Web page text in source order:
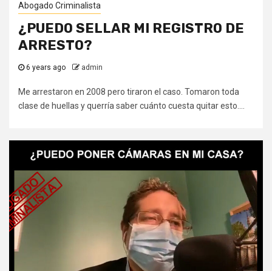
Abogado Criminalista
¿PUEDO SELLAR MI REGISTRO DE
ARRESTO?
6 years ago admin
Me arrestaron en 2008 pero tiraron el caso. Tomaron toda
clase de huellas y querría saber cuánto cuesta quitar esto....